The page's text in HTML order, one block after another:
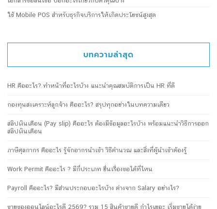
ใช้ Mobile POS สำหรับธุรกิจบริการให้เกิดประโยชน์สูงสุด
บทความล่าสุด
HR คืออะไร? ทำหน้าที่อะไรบ้าง แนะนำคุณสมบัติการเป็น HR ที่ดี
กองทุนสงเคราะห์ลูกจ้าง คืออะไร? สรุปทุกอย่างในบทความเดียว
สลิปเงินเดือน (Pay slip) คืออะไร ต้องมีข้อมูลอะไรบ้าง พร้อมแนะนำวิธีการออก
สลิปเงินเดือน
ภาษีศุลกากร คืออะไร รู้จักอากรนำเข้า วิธีคำนวณ และสิ่งที่ผู้นำเข้าต้องรู้
Work Permit คืออะไร ? มีกี่ประเภท ยื่นเรื่องขอได้ที่ไหน
Payroll คืออะไร? มีส่วนประกอบอะไรบ้าง ต่างจาก Salary อย่างไร?
ขายของออนไลน์อะไรดี 2569? รวม 15 สินค้าขายดี กำไรเยอะ เริ่มขายได้ง่าย